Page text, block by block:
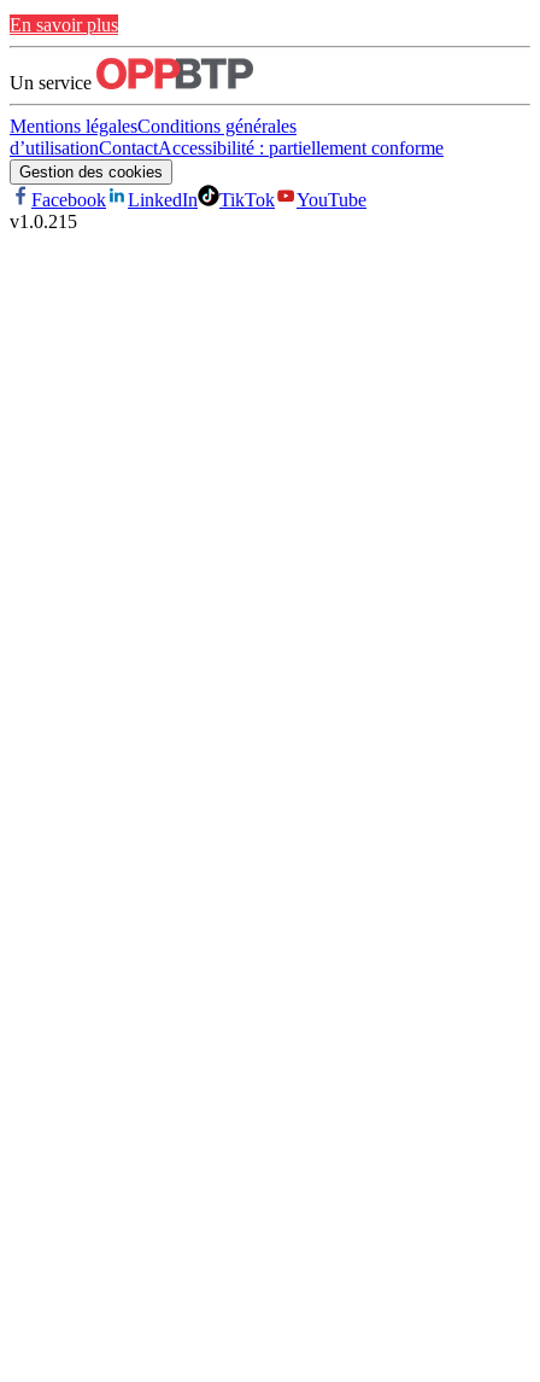
En savoir plus
Un service
Mentions légalesConditions générales
d’utilisationContactAccessibilité : partiellement conforme
Gestion des cookies
Facebook LinkedIn TikTok
YouTube
v1.0.215